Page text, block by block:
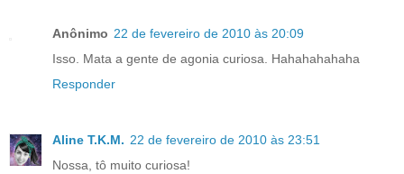
Anônimo 22 de fevereiro de 2010 às 20:09
Isso. Mata a gente de agonia curiosa. Hahahahahaha
Responder
Aline T.K.M. 22 de fevereiro de 2010 às 23:51
Nossa, tô muito curiosa!